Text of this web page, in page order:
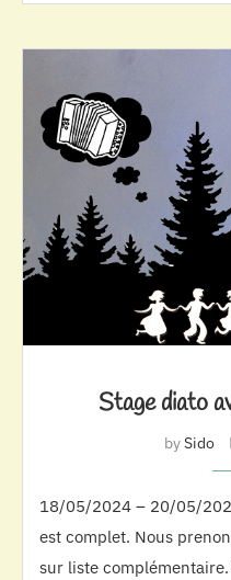
Stage diato
bySido
18/05/2024 – 20/05/
est complet. Nous
sur liste